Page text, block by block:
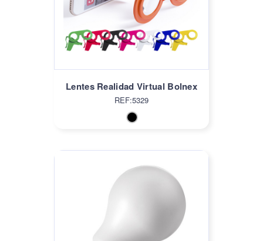
Lentes Realidad Virtual Bolnex
REF:5329